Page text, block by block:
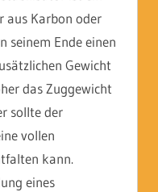
aus Karbon oder
seinem Ende einen
Gewicht
das Zuggewicht
sollte der
vollen
kann.
eines